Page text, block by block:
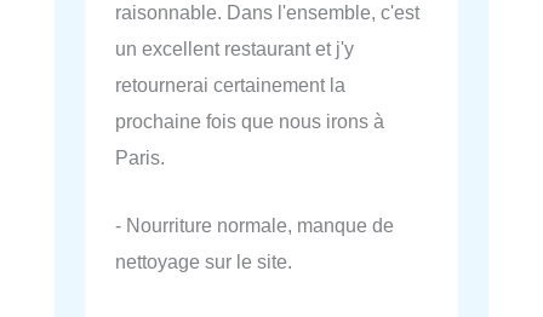
raisonnable. Dans l'ensemble, c'est
un excellent restaurant et j'y
retournerai certainement la
prochaine fois que nous irons à
Paris.
- Nourriture normale, manque de
nettoyage sur le site.